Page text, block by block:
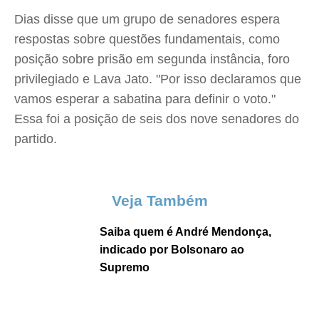
Dias disse que um grupo de senadores espera
respostas sobre questões fundamentais, como
posição sobre prisão em segunda instância, foro
privilegiado e Lava Jato. "Por isso declaramos que
vamos esperar a sabatina para definir o voto."
Essa foi a posição de seis dos nove senadores do
partido.
Veja Também
Saiba quem é André Mendonça,
indicado por Bolsonaro ao
Supremo